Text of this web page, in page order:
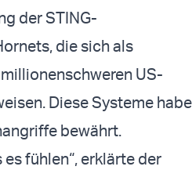
der STING-
die sich als
US-
Diese Systeme
bewährt.
fühlen“, erklärte der